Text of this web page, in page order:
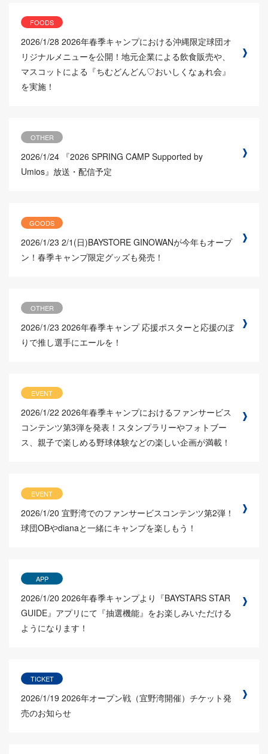
FOODS
2026/1/28 2026年春季キャンプにおける沖縄限定球団オ
リジナルメニューを公開！地元企業による飲食販売や、
マスコットによる『ちむどんどん♡おいしくなぁれ会』
を実施！
OTHER
2026/1/24 『2026 SPRING CAMP Supported by
Umios』放送・配信予定
GOODS
2026/1/23 2/1(日)BAYSTORE GINOWANが今年もオープ
ン！春季キャンプ限定グッズも発売！
OTHER
2026/1/23 2026年春季キャンプ 応援ポスターと応援のぼ
りで推し選手にエールを！
EVENT
2026/1/22 2026年春季キャンプにおけるファンサービス
コンテンツ第3弾を発表！スタンプラリーやフォトブー
ス、親子で楽しめる野球体験などの楽しい企画が満載！
EVENT
2026/1/20 宜野湾でのファンサービスコンテンツ第2弾！
球団OBやdianaと一緒にキャンプを楽しもう！
APP
2026/1/20 2026年春季キャンプより『BAYSTARS STAR
GUIDE』アプリにて『抽選機能』をお楽しみいただける
ようになります！
TICKET
2026/1/19 2026年オープン戦（宜野湾開催）チケット発
売のお知らせ